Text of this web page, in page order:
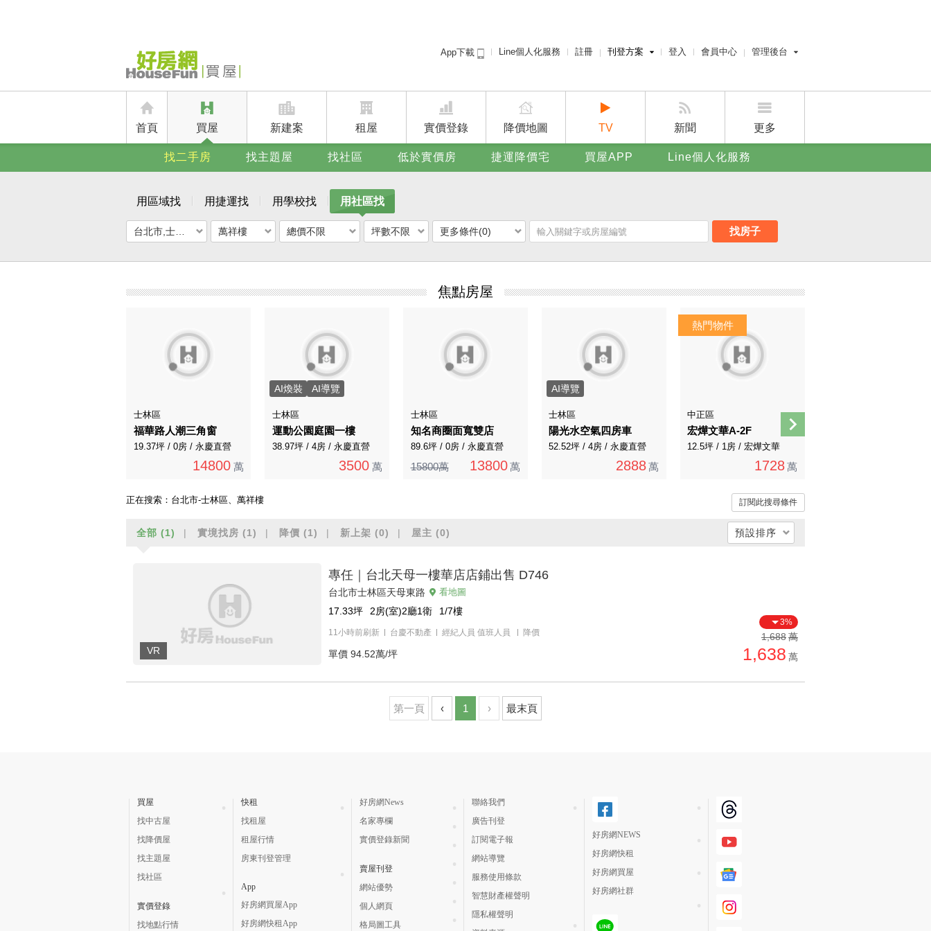
App下載 Line個人化服務 註冊 刊登方案
賣屋刊登
廣告刊登
登入 會員中心 管理後台
屋主管理後台
首頁 買屋 新建案 租屋 實價登錄 降價地圖 TV 新聞 更多
賣屋刊登
找二手房 找主題屋 找社區 低於實價房 捷運降價宅 買屋APP Line個人化服務
用區域找 用捷運找 用學校找 用社區找
萬祥樓 總價不限 坪數不限 更多條件(0) 找房子
焦點房屋
士林區
福華路人潮三角窗
19.37坪 / 0房 / 永慶直營
14800 萬
AI煥裝 AI導覽
士林區
運動公園庭園一樓
38.97坪 / 4房 / 永慶直營
3500 萬
士林區
知名商圈面寬雙店
89.6坪 / 0房 / 永慶直營
15800萬 13800 萬
AI導覽
士林區
陽光水空氣四房車
52.52坪 / 4房 / 永慶直營
2888 萬
中正區
宏燁文華A-2F
12.5坪 / 1房 / 宏燁文華
1728 萬
正在搜索： 台北市-士林區、萬祥樓 訂閱此搜尋條件
全部 (1) 實境找房 (1) 降價 (1) 新上架 (0) 屋主 (0) 預設排序
單價高 → 低
降價幅度高 → 低
專任｜台北天母一樓華店店鋪出售 D746
台北市士林區天母東路 看地圖
17.33坪 2房(室)2廳1衛 1/7樓
11小時前刷新 台慶不動產 經紀人員 值班人員 降價
單價 94.52萬/坪
3%
1,688萬
1,638 萬
第一頁 ‹ 1 › 最末頁
買屋
找中古屋
找降價屋
找主題屋
找社區
實價登錄
找地點行情
快租
找租屋
租屋行情
房東刊登管理
App
好房網買屋App
好房網快租App
好房網News
名家專欄
實價登錄新聞
賣屋刊登
網站優勢
個人網頁
格局圖工具
聯絡我們
廣告刊登
訂閱電子報
網站導覽
服務使用條款
智慧財產權聲明
隱私權聲明
好房網NEWS
好房網快租
好房網買屋
好房網社群